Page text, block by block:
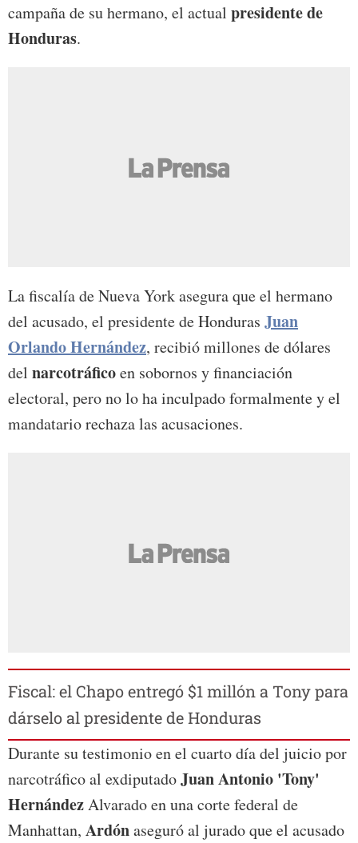
campaña de su hermano, el actual presidente de
Honduras.
La fiscalía de Nueva York asegura que el hermano
del acusado, el presidente de Honduras Juan
Orlando Hernández, recibió millones de dólares
del narcotráficoen sobornos y financiación
electoral, pero no lo ha inculpado formalmente y el
mandatario rechaza las acusaciones.
Fiscal: el Chapo entregó $1 millón a Tony para
dárselo al presidente de Honduras
Durante su testimonio en el cuarto día del juicio por
narcotráfico al exdiputadoJuan Antonio 'Tony'
HernándezAlvarado en una corte federal de
Manhattan, Ardónaseguró al jurado que el acusado